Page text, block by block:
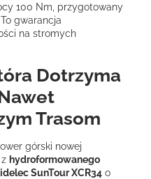
100 Nm, przygotowany
gwarancja
na stromych
Dotrzyma
Trasom
górski nowej
hydroformowanego
SunTour XCR34o